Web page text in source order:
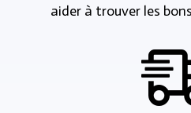
aider à trouver les